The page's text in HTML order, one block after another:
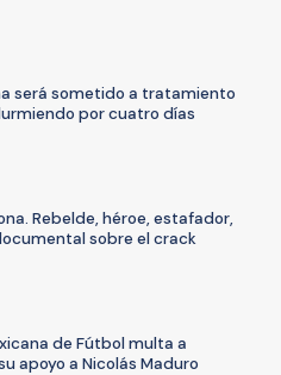
será sometido a tratamiento
por cuatro días
Rebelde, héroe, estafador,
sobre el crack
de Fútbol multa a
apoyo a Nicolás Maduro